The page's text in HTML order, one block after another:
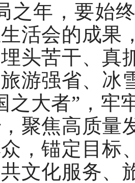
之年，要始
活会的成果
头苦干、真
游强省、冰
之大者”，牢
聚焦高质量
，锚定目标
文化服务、